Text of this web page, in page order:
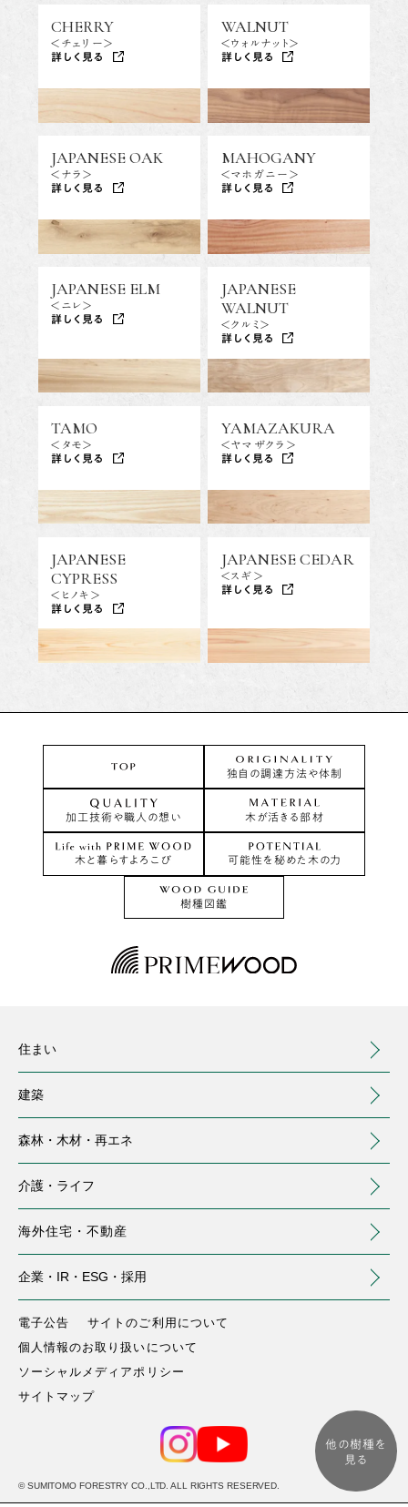
他の樹種を
見る
CHERRY
<チェリー>
詳しく見る
WALNUT
<ウォルナット>
詳しく見る
JAPANESE OAK
<ナラ>
詳しく見る
MAHOGANY
<マホガニー>
詳しく見る
JAPANESE ELM
<ニレ>
詳しく見る
JAPANESE
WALNUT
<クルミ>
詳しく見る
TAMO
<タモ>
詳しく見る
YAMAZAKURA
<ヤマザクラ>
詳しく見る
JAPANESE
CYPRESS
<ヒノキ>
詳しく見る
JAPANESE CEDAR
<スギ>
詳しく見る
独自の調達方法や体制
加工技術や職人の想い 木が活きる部材
木と暮らすよろこび 可能性を秘めた木の力
樹種図鑑
住まい
建築
森林・木材・ 再エネ
介護・ ライフ
海外住宅・不動産
企業・IR・ ESG・採用
注文住宅
分譲住宅・土地
リノベーション済マンション
事業用建築
(MOCCA)
（別ウィンドウで開く）
トップ
国内森林
介護サービス
庭のお手入れ（別ウィンドウで開く）
滝の宮カントリークラブ
（別ウィンドウで開く）
トップ
会社情報
株主・投資家の皆様へ
電子公告
サイトのご利用について
個人情報のお取り扱いについて
ソーシャルメディアポリシー
サイトマップ
© SUMITOMO FORESTRY CO.,LTD. ALL RIGHTS RESERVED.